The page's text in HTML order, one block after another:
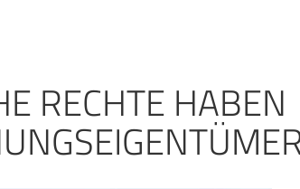
RECHTE HABEN